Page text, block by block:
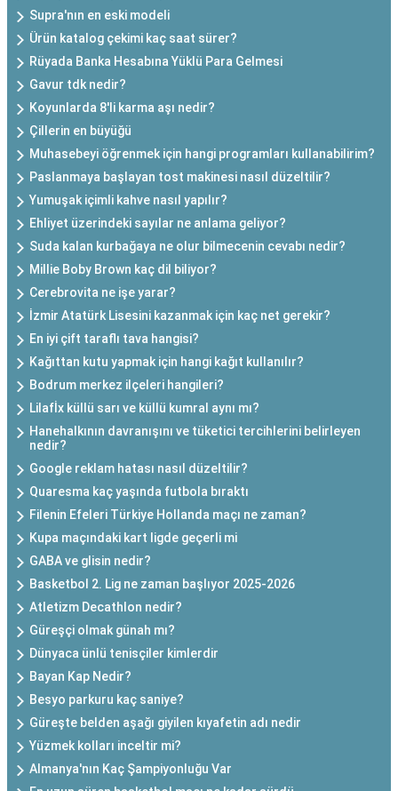
Supra'nın en eski modeli
Ürün katalog çekimi kaç saat sürer?
Rüyada Banka Hesabına Yüklü Para Gelmesi
Gavur tdk nedir?
Koyunlarda 8'li karma aşı nedir?
Çillerin en büyüğü
Muhasebeyi öğrenmek için hangi programları kullanabilirim?
Paslanmaya başlayan tost makinesi nasıl düzeltilir?
Yumuşak içimli kahve nasıl yapılır?
Ehliyet üzerindeki sayılar ne anlama geliyor?
Suda kalan kurbağaya ne olur bilmecenin cevabı nedir?
Millie Boby Brown kaç dil biliyor?
Cerebrovita ne işe yarar?
İzmir Atatürk Lisesini kazanmak için kaç net gerekir?
En iyi çift taraflı tava hangisi?
Kağıttan kutu yapmak için hangi kağıt kullanılır?
Bodrum merkez ilçeleri hangileri?
Lilafİx küllü sarı ve küllü kumral aynı mı?
Hanehalkının davranışını ve tüketici tercihlerini belirleyen
nedir?
Google reklam hatası nasıl düzeltilir?
Quaresma kaç yaşında futbola bıraktı
Filenin Efeleri Türkiye Hollanda maçı ne zaman?
Kupa maçındaki kart ligde geçerli mi
GABA ve glisin nedir?
Basketbol 2. Lig ne zaman başlıyor 2025-2026
Atletizm Decathlon nedir?
Güreşçi olmak günah mı?
Dünyaca ünlü tenisçiler kimlerdir
Bayan Kap Nedir?
Besyo parkuru kaç saniye?
Güreşte belden aşağı giyilen kıyafetin adı nedir
Yüzmek kolları inceltir mi?
Almanya'nın Kaç Şampiyonluğu Var